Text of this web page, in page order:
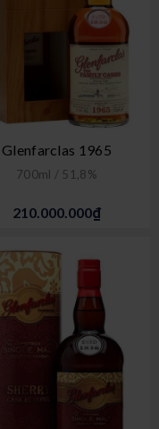
Glenfarclas 1965
700ml / 51,8%
210.000.000₫